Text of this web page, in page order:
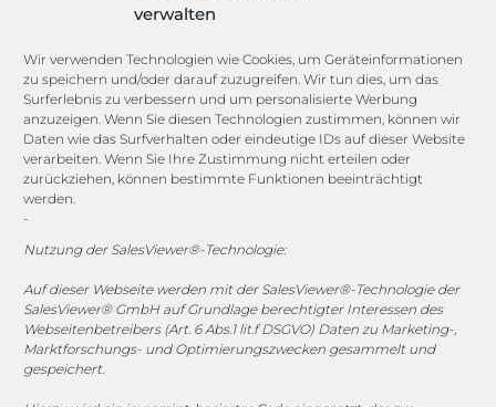
verwalten
Wir verwenden Technologien wie Cookies, um Geräteinformationen
zu speichern und/oder darauf zuzugreifen. Wir tun dies, um das
Surferlebnis zu verbessern und um personalisierte Werbung
anzuzeigen. Wenn Sie diesen Technologien zustimmen, können wir
Daten wie das Surfverhalten oder eindeutige IDs auf dieser Website
verarbeiten. Wenn Sie Ihre Zustimmung nicht erteilen oder
zurückziehen, können bestimmte Funktionen beeinträchtigt
werden.
-
Nutzung der SalesViewer®-Technologie:
Auf dieser Webseite werden mit der SalesViewer®-Technologie der
SalesViewer® GmbH auf Grundlage berechtigter Interessen des
Webseitenbetreibers (Art. 6 Abs.1 lit.f DSGVO) Daten zu Marketing-,
Marktforschungs- und Optimierungszwecken gesammelt und
gespeichert.
Target Group Fitting
Licence Manager
Lexicon
Channels
vertrieb@megasoft.de
+49 2173 265 06 0
Mo. - Do. 08:00 - 17:00 Uhr
Fr. 08:00 - 15:00 Uhr
Sponsoring